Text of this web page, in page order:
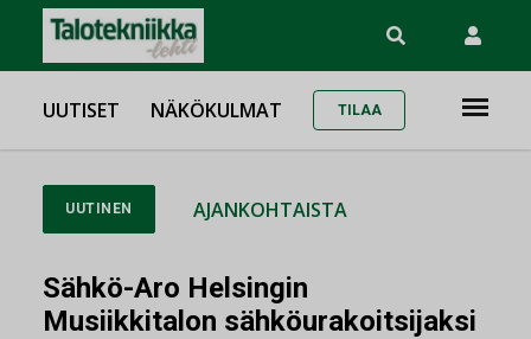
UUTISET NÄKÖKULMAT TILAA
UUTINEN AJANKOHTAISTA
Sähkö-Aro Helsingin
Musiikkitalon sähköurakoitsijaksi